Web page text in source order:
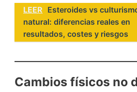
LEER Esteroides vs
natural: diferencias reales en
resultados, costes y riesgos
Cambios físicos no